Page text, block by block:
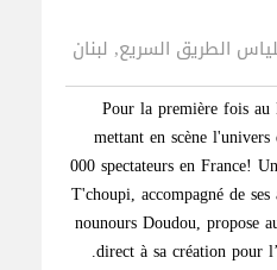
الطريق السريع, لبنان
Pour la première fois
mettant en scène
000 spectateurs en France!
T'choupi, accompagné de
nounours Doudou, propose
direct à sa création pour